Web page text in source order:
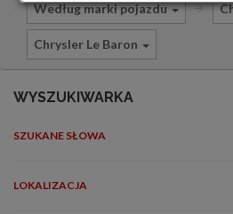
OFERTA
Według marki pojazdu
Chrysler Le Baron
WYSZUKIWARKA
SZUKANE SŁOWA
LOKALIZACJA